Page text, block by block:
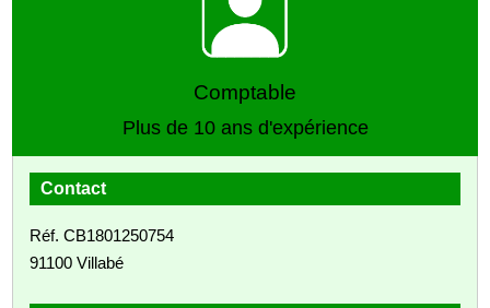
Comptable
Plus de 10 ans d'expérience
Contact
Réf. CB1801250754
91100 Villabé